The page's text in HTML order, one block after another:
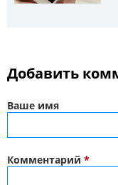
Добавить
Ваше имя
Комментарий *